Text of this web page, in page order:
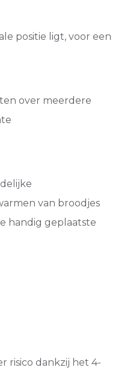
positie ligt, voor een
over meerdere
van broodjes
handig geplaatste
risico dankzij het 4-